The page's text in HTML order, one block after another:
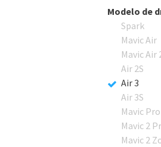
Modelo de
Spark
Mavic Air
Mavic Air
Air 2S
Air 3
Air 3S
Mavic Pro
Mavic 2
Mavic 2